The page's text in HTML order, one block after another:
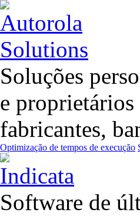
Soluções
e proprietários
fabricantes,
Optimização de tempos de execução
Software de